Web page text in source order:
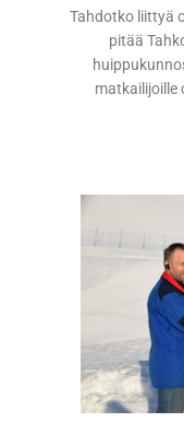
Tahdotko liittyä
pitää
matkailijoille